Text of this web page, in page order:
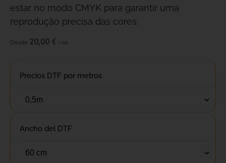
estar no modo CMYK para garantir uma
reprodução precisa das cores.
Desde 20,00 € + IVA
Precios DTF por metros
Ancho del DTF